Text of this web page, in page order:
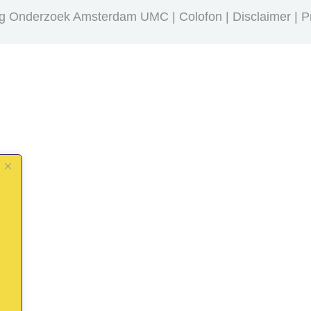
Onderzoek Amsterdam UMC | Colofon Disclaimer